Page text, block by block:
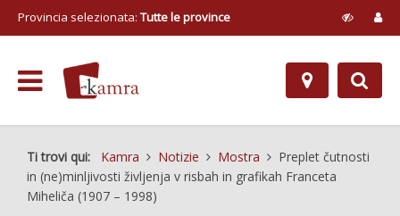
Provincia selezionata: Tutte le province
Ti trovi qui: Kamra Notizie Mostra
Preplet čutnosti
in (ne)minljivosti življenja v risbah in grafikah Franceta
Miheliča (1907 – 1998)